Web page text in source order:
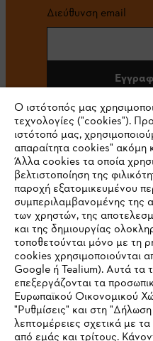
Διεύθυνση email
Εταιρεία
STIHL Συχνές
Ο ιστότοπός μας
τεχνολογίες ("cookies").
ιστότοπό μας,
απαραίτητα cookies" ακόμη
Άλλα cookies τα οποία
βελτιστοποίηση της
παροχή εξατομικευμένου
συμπεριλαμβανομένης της
των χρηστών, της
και της δημιουργίας
τοποθετούνται μόνο με τη
cookies χρησιμοποιούνται
Google ή Tealium). Αυτά τα
επεξεργάζονται τα
Ευρωπαϊκού Οικονομικού
"Ρυθμίσεις" και στη
λεπτομέρειες σχετικά με
από εμάς και τρίτους.